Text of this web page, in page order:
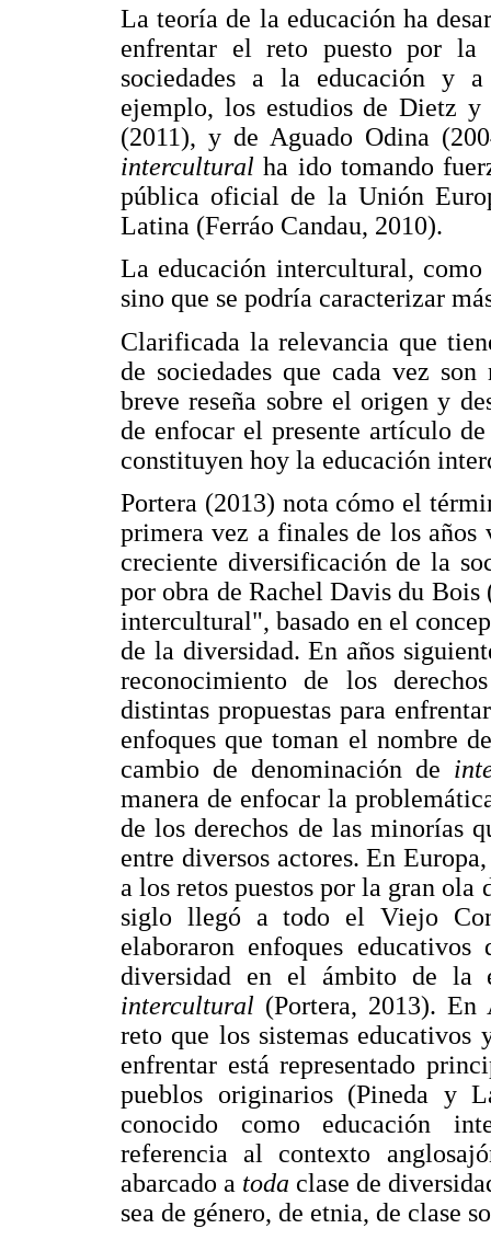
La teoría de la educación ha
enfrentar el reto puesto por la
sociedades a la educación y
ejemplo, los estudios de Dietz
(2011), y de Aguado Odina
interculturalha ido tomando
pública oficial de la Unión
Latina (Ferráo Candau, 2010).
La educación intercultural, como
sino que se podría caracterizar
Clarificada la relevancia que
de sociedades que cada vez
breve reseña sobre el origen y
de enfocar el presente artículo
constituyen hoy la educación
Portera (2013) nota cómo el
primera vez a finales de los años
creciente diversificación de la
por obra de Rachel Davis du
intercultural", basado en el
de la diversidad. En años
reconocimiento de los
distintas propuestas para
enfoques que toman el nombre
cambio de denominación de
manera de enfocar la
de los derechos de las minorías
entre diversos actores. En
a los retos puestos por la gran ola
siglo llegó a todo el Viejo
elaboraron enfoques
diversidad en el ámbito de la
intercultural (Portera, 2013).
reto que los sistemas
enfrentar está representado
pueblos originarios (Pineda y
conocido como educación
referencia al contexto
abarcado a toda clase de
sea de género, de etnia, de clase